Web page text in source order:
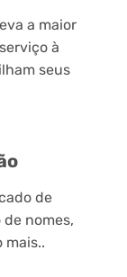
a maior
à
seus
de
nomes,
mais..